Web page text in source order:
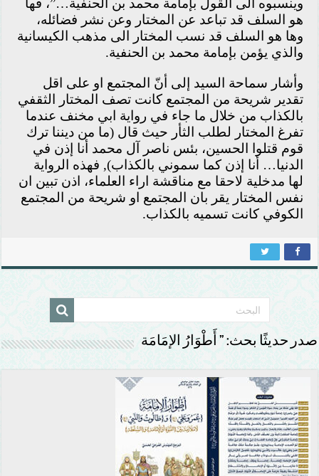
وينسبوه الى القول بإمامة محمد بن الحنفية…”، فها
هو السلف قد تباعد عن المختار وعن نشر فضائله،
وها هو السلف قد نسب المختار الى مذهب الكيسانية
والذي يؤمن بإمامة محمد بن الحنفية.
وأشار سماحة السيد إلى أنّ المجتمع او على اقل
تقدير شريحة من المجتمع كانت تصف المختار الثقفي
بالكذاب من خلال ما جاء في رواية ابي مخنف عندما
تفرغ المختار لطلب الثأر حيث قال (ما من ديننا ترك
قوم قتلوا الحسين، بئس ناصر آل محمد أنا إذن في
الدنيا… أنا إذن كما سموني بالكذاب), فهذه الرواية
لها مدخلية لاحقا مع مناقشة اراء العلماء، اذن تبين ان
نفس المختار يقر بان المجتمع او شريحة من المجتمع
الكوفي كانت تسميه بالكذاب.
صدر حديثًا بحث: ” أَطْوَارُ الإمَامَة